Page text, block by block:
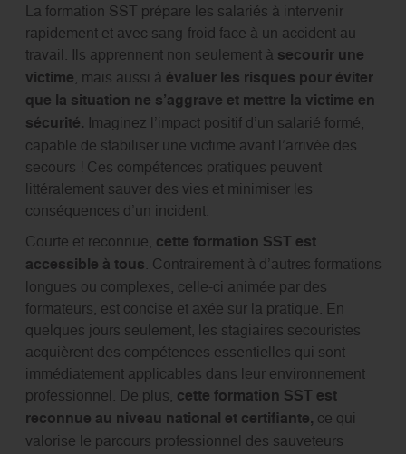
La formation SST prépare les salariés à intervenir
rapidement et avec sang-froid face à un accident au
travail. Ils apprennent non seulement à secourir une
victime, mais aussi à évaluer les risques pour éviter
que la situation ne s’aggrave et mettre la victime en
sécurité. Imaginez l’impact positif d’un salarié formé,
capable de stabiliser une victime avant l’arrivée des
secours ! Ces compétences pratiques peuvent
littéralement sauver des vies et minimiser les
conséquences d’un incident.
Courte et reconnue, cette formation SST est
accessible à tous. Contrairement à d’autres formations
longues ou complexes, celle-ci animée par des
formateurs, est concise et axée sur la pratique. En
quelques jours seulement, les stagiaires secouristes
acquièrent des compétences essentielles qui sont
immédiatement applicables dans leur environnement
professionnel. De plus, cette formation SST est
reconnue au niveau national et certifiante, ce qui
valorise le parcours professionnel des sauveteurs